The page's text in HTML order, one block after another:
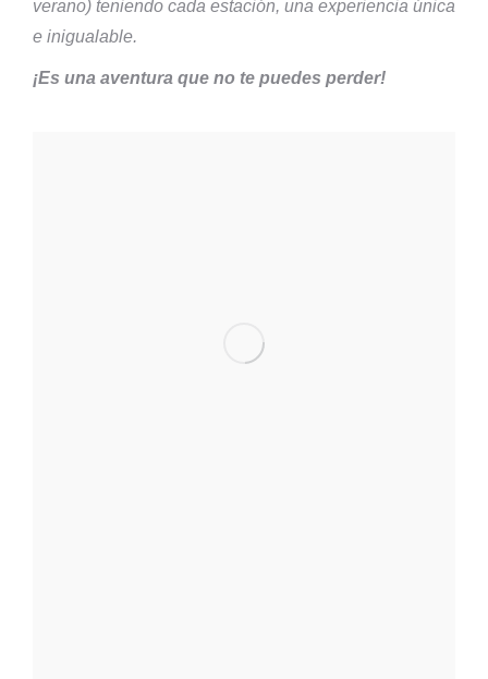
verano) teniendo cada estación, una experiencia única
e inigualable.
¡Es una aventura que no te puedes perder!